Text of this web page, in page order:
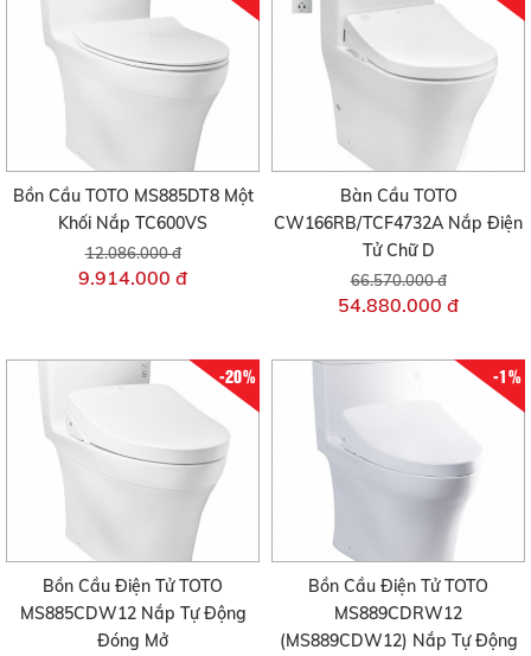
Bồn Cầu TOTO MS885DT8 Một
Khối Nắp TC600VS
12.086.000 đ
9.914.000 đ
Bàn Cầu TOTO
CW166RB/TCF4732A Nắp Điện
Tử Chữ D
66.570.000 đ
54.880.000 đ
-20%
Bồn Cầu Điện Tử TOTO
MS885CDW12 Nắp Tự Động
Đóng Mở
-1%
Bồn Cầu Điện Tử TOTO
MS889CDRW12
(MS889CDW12) Nắp Tự Động